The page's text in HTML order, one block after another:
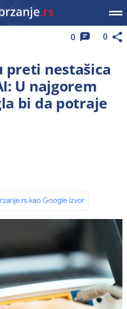
0 0
preti nestašica
U najgorem
bi da potraje